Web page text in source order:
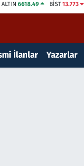
ALTIN 6618.49 BİST13.773
İlanlar Yazarlar